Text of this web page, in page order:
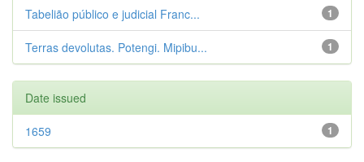
1
Tabelião público e judicial Franc...
1
Terras devolutas. Potengi. Mipibu...
Date issued
1
1659